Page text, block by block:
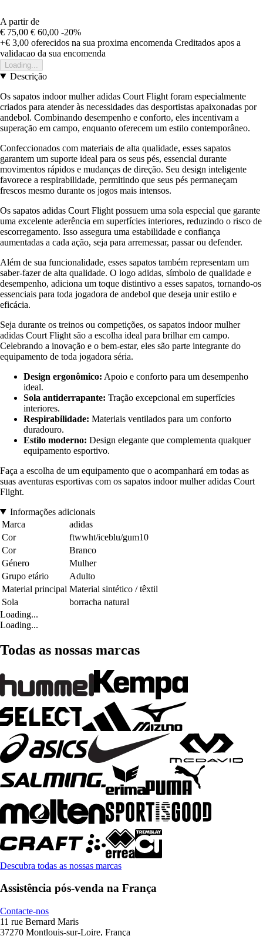
A partir de
€ 75,00 € 60,00 -20%
+€ 3,00 oferecidos na sua proxima encomenda Creditados apos a
validacao da sua encomenda
Loading...
Descrição
Os sapatos indoor mulher adidas Court Flight foram especialmente
criados para atender às necessidades das desportistas apaixonadas por
andebol. Combinando desempenho e conforto, eles incentivam a
superação em campo, enquanto oferecem um estilo contemporâneo.
Confeccionados com materiais de alta qualidade, esses sapatos
garantem um suporte ideal para os seus pés, essencial durante
movimentos rápidos e mudanças de direção. Seu design inteligente
favorece a respirabilidade, permitindo que seus pés permaneçam
frescos mesmo durante os jogos mais intensos.
Os sapatos adidas Court Flight possuem uma sola especial que garante
uma excelente aderência em superfícies interiores, reduzindo o risco de
escorregamento. Isso assegura uma estabilidade e confiança
aumentadas a cada ação, seja para arremessar, passar ou defender.
Além de sua funcionalidade, esses sapatos também representam um
saber-fazer de alta qualidade. O logo adidas, símbolo de qualidade e
desempenho, adiciona um toque distintivo a esses sapatos, tornando-os
essenciais para toda jogadora de andebol que deseja unir estilo e
eficácia.
Seja durante os treinos ou competições, os sapatos indoor mulher
adidas Court Flight são a escolha ideal para brilhar em campo.
Celebrando a inovação e o bem-estar, eles são parte integrante do
equipamento de toda jogadora séria.
Design ergonômico: Apoio e conforto para um desempenho
ideal.
Sola antiderrapante: Tração excepcional em superfícies
interiores.
Respirabilidade: Materiais ventilados para um conforto
duradouro.
Estilo moderno: Design elegante que complementa qualquer
equipamento esportivo.
Faça a escolha de um equipamento que o acompanhará em todas as
suas aventuras esportivas com os sapatos indoor mulher adidas Court
Flight.
Informações adicionais
Marca
adidas
Cor
ftwwht/iceblu/gum10
Cor
Branco
Género
Mulher
Grupo etário
Adulto
Material principal Material sintético / têxtil
Sola
borracha natural
Loading...
Loading...
Todas as nossas marcas
Descubra todas as nossas marcas
Assistência pós-venda na França
Contacte-nos
11 rue Bernard Maris
37270 Montlouis-sur-Loire, França